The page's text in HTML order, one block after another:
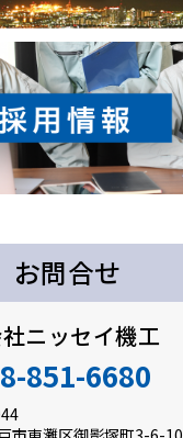
お問合せ
ニッセイ機工
851-6680